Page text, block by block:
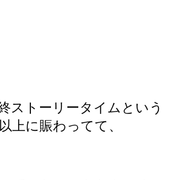
ストーリータイムという
上に賑わってて、